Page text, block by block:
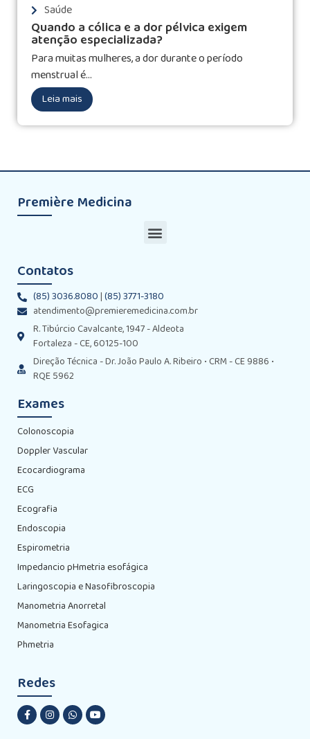
Saúde
Quando a cólica e a dor pélvica exigem
atenção especializada?
Para muitas mulheres, a dor durante o período
menstrual é...
Leia mais
Première Medicina
Contatos
(85) 3036.8080|(85) 3771-3180
atendimento@premieremedicina.com.br
R. Tibúrcio Cavalcante, 1947 - Aldeota
Fortaleza - CE, 60125-100
Direção Técnica - Dr. João Paulo A. Ribeiro • CRM - CE 9886 •
RQE 5962
Exames
Colonoscopia
Doppler Vascular
Ecocardiograma
ECG
Ecografia
Endoscopia
Espirometria
Impedancio pHmetria esofágica
Laringoscopia e Nasofibroscopia
Manometria Anorretal
Manometria Esofagica
Phmetria
Redes